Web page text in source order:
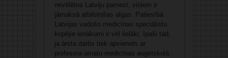
nevēlētos Latviju pamest, viņiem ir
jāmaksā atbilstošas algas. Patiesībā
Latvijas vadošo medicīnas speciālistu
kopējie ienākumi ir vēl lielāki, īpaši tad,
ja ārsta darbs tiek apvienots ar
profesora amatu medicīnas augstskolā.